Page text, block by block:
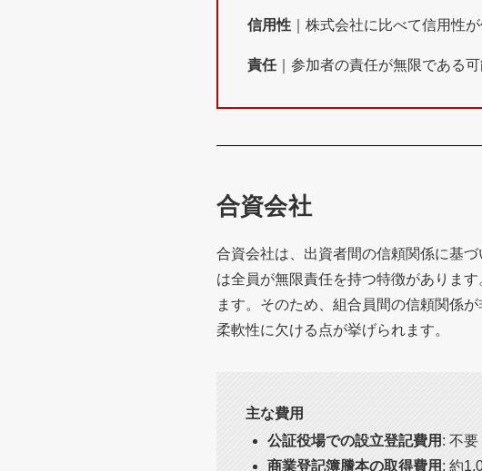
信用性 ｜株式会社に比べて信用性
責任｜参加者の責任が無限である可
合資会社
合資会社は、出資者間の信頼関係に基
は全員が無限責任を持つ特徴がありま
ます。そのため、組合員間の信頼関係
柔軟性に欠ける点が挙げられます。
主な費用
公証役場での設立登記費用 : 不要
商業登記簿謄本の取得費用 : 約